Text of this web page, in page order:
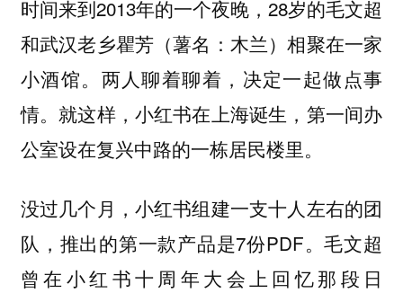
时间来到2013年的一个夜晚，28岁的毛文超
和武汉老乡瞿芳（薯名：木兰）相聚在一家
小酒馆。两人聊着聊着，决定一起做点事
情。就这样，小红书在上海诞生，第一间办
公室设在复兴中路的一栋居民楼里。
没过几个月，小红书组建一支十人左右的团
队，推出的第一款产品是7份PDF。毛文超
曾在小红书十周年大会上回忆那段日